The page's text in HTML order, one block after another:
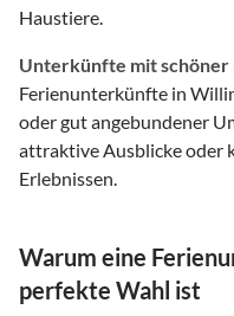
Haustiere.
Unterkünfte mit schöner
Ferienunterkünfte in
oder gut angebundener
attraktive Ausblicke oder
Erlebnissen.
Warum eine
perfekte Wahl ist